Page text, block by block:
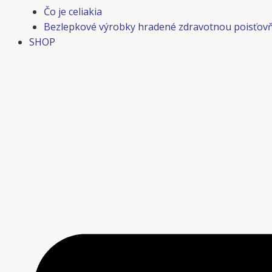
Čo je celiakia
Bezlepkové výrobky hradené zdravotnou
SHOP